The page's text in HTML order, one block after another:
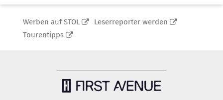
Werben auf STOL
Leserreporter werden
Tourentipps